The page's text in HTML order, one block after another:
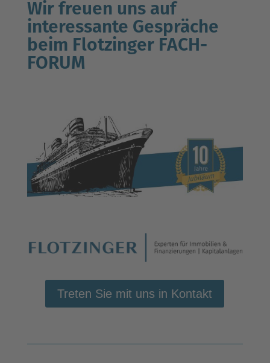
Wir freuen uns auf
interessante Gespräche
beim Flotzinger FACH-
FORUM
Treten Sie mit uns in Kontakt